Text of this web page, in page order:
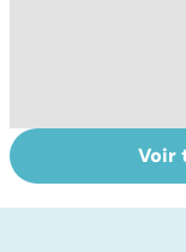
Violences
sexuelles :
Voir